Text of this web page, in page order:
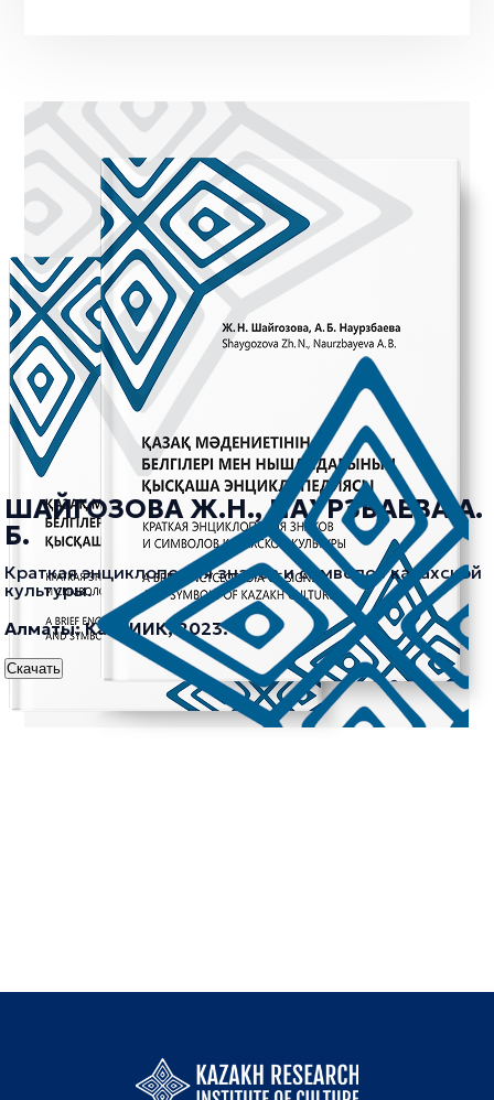
ШАЙГОЗОВА Ж.Н., НАУРЗБАЕВА А.
Б.
Краткая энциклопедия знаков и символов казахской
культуры.
Алматы: КазНИИК, 2023.
Скачать